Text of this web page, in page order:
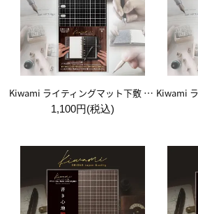
Kiwami ライティングマット下敷 システム手帳バイブルサイズ【黒】
1,100円(税込)